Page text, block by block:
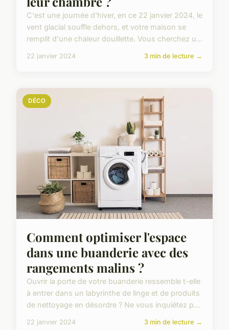
C'est une journée d'hiver, en ce 22 janvier 2024, le
vent glacial souffle dehors, et votre maison se
remplit d'une chaleur douillette. Vous cherchez u...
22 janvier 2024 3 min de lecture →
DÉCO
Comment optimiser l'espace
dans une buanderie avec des
rangements malins ?
Ouvrir la porte de votre buanderie ressemble t-elle
à entrer dans un labyrinthe de linge et de produits
de nettoyage en désordre ? Ne vous inquiétez p...
22 janvier 2024 3 min de lecture →